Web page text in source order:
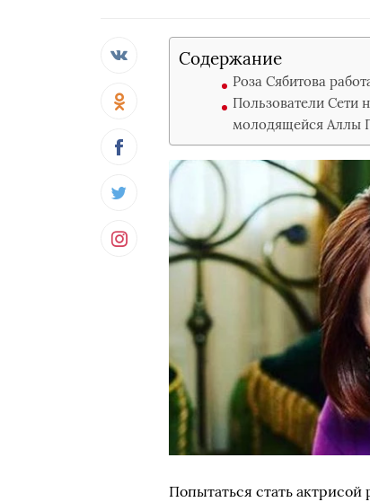
Содержание
Роза Сябитова
Пользователи Сети
молодящейся Аллы
Попытаться стать